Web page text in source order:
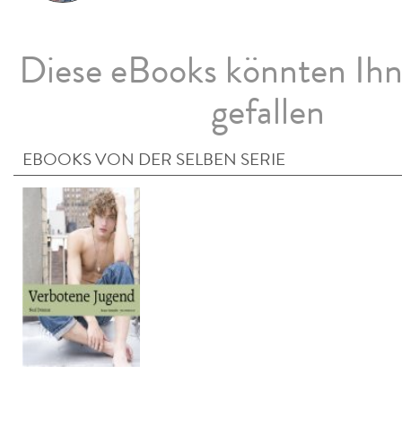
Diese eBooks könnten
gefallen
EBOOKS VON DER SELBEN SERIE